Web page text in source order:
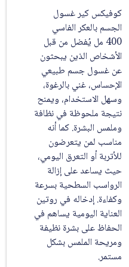
كوفيكس كير غسول
الجسم بالعكر الفاسي
400 مل يُفضل من قبل
الأشخاص الذين يبحثون
عن غسول جسم طبيعي
الإحساس، غني بالرغوة،
وسهل الاستخدام، ويمنح
نتيجة ملحوظة في نظافة
وملمس البشرة. كما أنه
مناسب لمن يتعرضون
للأتربة أو التعرق اليومي،
حيث يساعد على إزالة
الرواسب السطحية بسرعة
وكفاءة. إدخاله في روتين
العناية اليومية يساهم في
الحفاظ على بشرة نظيفة
ومريحة الملمس بشكل
مستمر.